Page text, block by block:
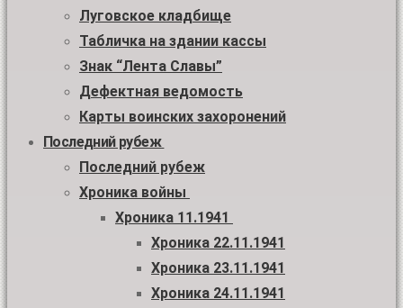
Луговское кладбище
Табличка на здании кассы
Знак “Лента Славы”
Дефектная ведомость
Карты воинских захоронений
Последний рубеж
Последний рубеж
Хроника войны
Хроника 11.1941
Хроника 22.11.1941
Хроника 23.11.1941
Хроника 24.11.1941